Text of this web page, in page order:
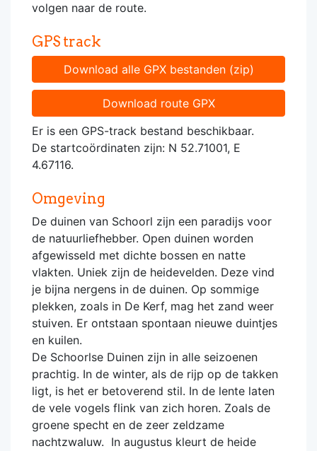
volgen naar de route.
GPS track
Download alle GPX bestanden (zip)
Download route GPX
Er is een GPS-track bestand beschikbaar.
De startcoördinaten zijn: N 52.71001, E
4.67116.
Omgeving
De duinen van Schoorl zijn een paradijs voor
de natuurliefhebber. Open duinen worden
afgewisseld met dichte bossen en natte
vlakten. Uniek zijn de heidevelden. Deze vind
je bijna nergens in de duinen. Op sommige
plekken, zoals in De Kerf, mag het zand weer
stuiven. Er ontstaan spontaan nieuwe duintjes
en kuilen.
De Schoorlse Duinen zijn in alle seizoenen
prachtig. In de winter, als de rijp op de takken
ligt, is het er betoverend stil. In de lente laten
de vele vogels flink van zich horen. Zoals de
groene specht en de zeer zeldzame
nachtzwaluw. In augustus kleurt de heide